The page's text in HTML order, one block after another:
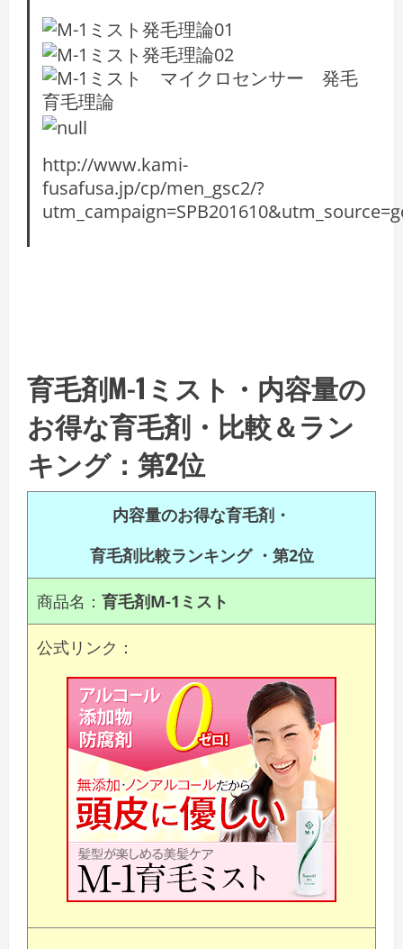
http://www.kami-
fusafusa.jp/cp/men_gsc2/?
育毛剤M-1ミスト・内容量の
お得な育毛剤・比較＆ラン
キング：第2位
内容量のお得な育毛剤・
育毛剤比較ランキング ・ 第2位
商品名： 育毛剤M-1ミスト
公式リンク：